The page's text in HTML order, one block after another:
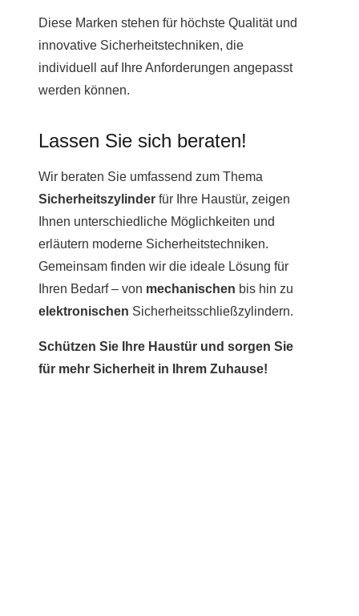
Diese Marken stehen für höchste Qualität und
innovative Sicherheitstechniken, die
individuell auf Ihre Anforderungen angepasst
werden können.
Lassen Sie sich beraten!
Wir beraten Sie umfassend zum Thema
Sicherheitszylinder für Ihre Haustür, zeigen
Ihnen unterschiedliche Möglichkeiten und
erläutern moderne Sicherheitstechniken.
Gemeinsam finden wir die ideale Lösung für
Ihren Bedarf – von mechanischen bis hin zu
elektronischen Sicherheitsschließzylindern.
Schützen Sie Ihre Haustür und sorgen Sie
für mehr Sicherheit in Ihrem Zuhause!